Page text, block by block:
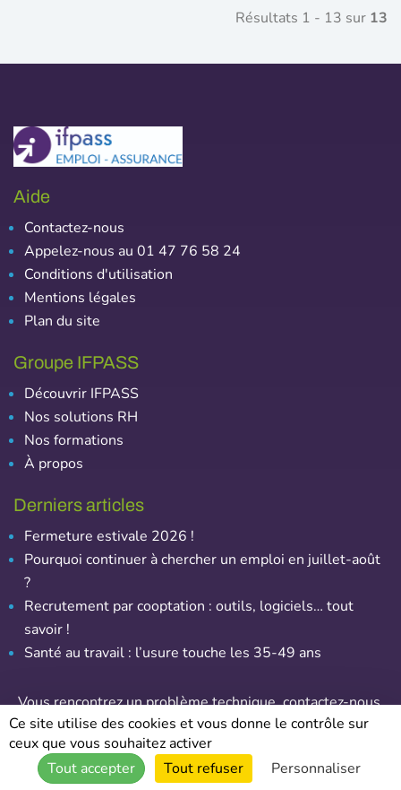
Résultats 1 - 13 sur 13
Aide
Contactez-nous
Appelez-nous au 01 47 76 58 24
Conditions d'utilisation
Mentions légales
Plan du site
Groupe IFPASS
Découvrir IFPASS
Nos solutions RH
Nos formations
À propos
Derniers articles
Fermeture estivale 2026 !
Pourquoi continuer à chercher un emploi en juillet-août
?
Recrutement par cooptation : outils, logiciels… tout
savoir !
Santé au travail : l’usure touche les 35-49 ans
Vous rencontrez un problème technique,contactez-nous.
© Emploi-Assurance – Tous droits réservés
Ce site utilise des cookies et vous donne le contrôle sur
ceux que vous souhaitez activer
Tout accepter
Tout refuser Personnaliser